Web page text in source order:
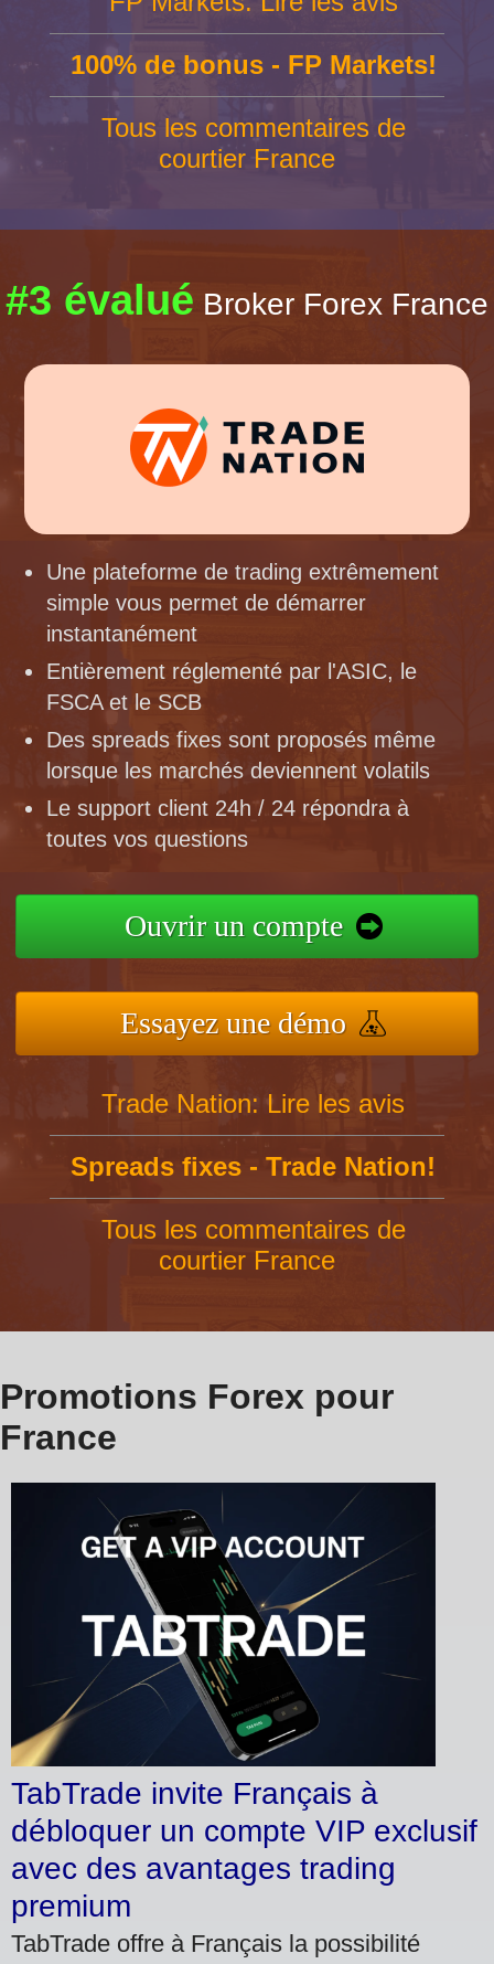
100% de bonus - FP Markets!
Tous les commentaires de
courtier France
#3 évalué Broker Forex France
Une plateforme de trading extrêmement
simple vous permet de démarrer
instantanément
Entièrement réglementé par l'ASIC, le
FSCA et le SCB
Des spreads fixes sont proposés même
lorsque les marchés deviennent volatils
Le support client 24h / 24 répondra à
toutes vos questions
Ouvrir un compte
Essayez une démo
Trade Nation: Lire les avis
Spreads fixes - Trade Nation!
Tous les commentaires de
courtier France
Promotions Forex pour
France
TabTrade invite Français à
débloquer un compte VIP exclusif
avec des avantages trading
premium
TabTrade offre à Français la possibilité